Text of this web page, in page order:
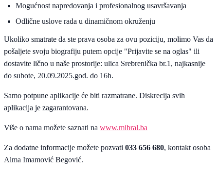
Mogućnost napredovanja i profesionalnog usavršavanja
Odlične uslove rada u dinamičnom okruženju
Ukoliko smatrate da ste prava osoba za ovu poziciju, molimo Vas da
pošaljete svoju biografiju putem opcije "Prijavite se na oglas" ili
dostavite lično u naše prostorije: ulica Srebrenička br.1, najkasnije
do subote, 20.09.2025.god. do 16h.
Samo potpune aplikacije će biti razmatrane. Diskrecija svih
aplikacija je zagarantovana.
Više o nama možete saznati na www.mibral.ba
Za dodatne informacije možete pozvati 033 656 680, kontakt osoba
Alma Imamović Begović.